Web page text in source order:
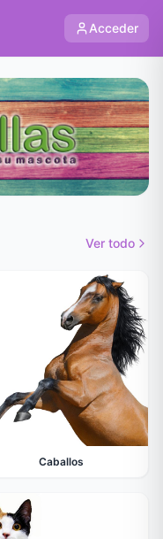
Acceder
Ver todo
Caballos